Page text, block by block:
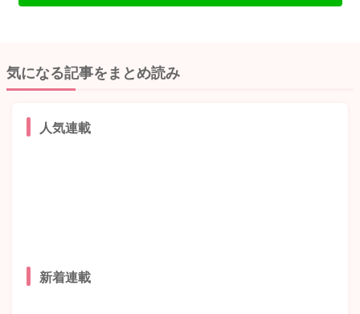
気になる記事をまとめ読み
人気連載
新着連載